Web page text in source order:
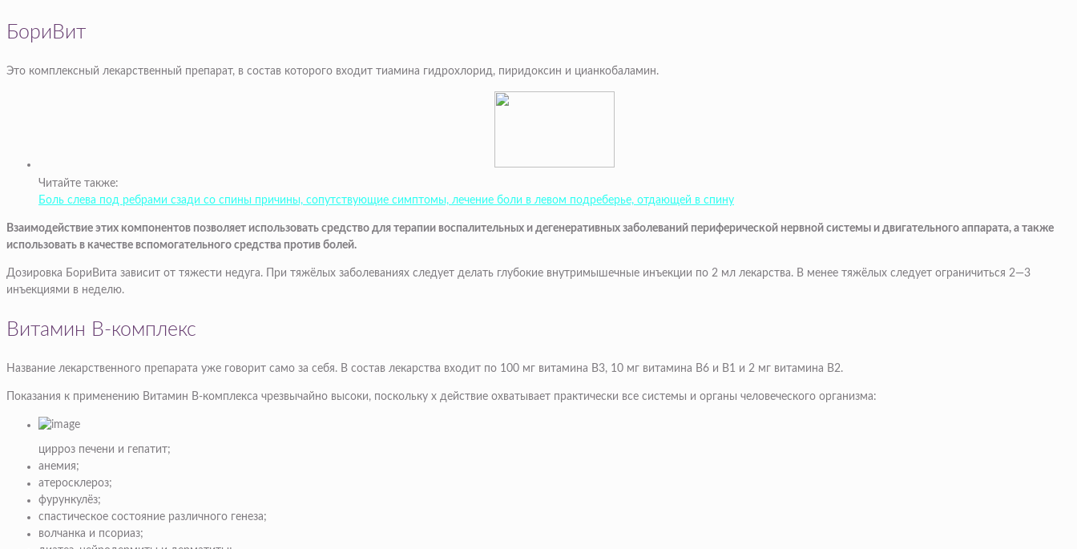
БориВит
Это комплексный лекарственный препарат, в состав которого входит тиамина гидрохлорид, пиридоксин и цианкобаламин.
Читайте также:
Боль слева под ребрами сзади со спины причины, сопутствующие симптомы, лечение боли в левом подреберье, отдающей в спину
Взаимодействие этих компонентов позволяет использовать средство для терапии воспалительных и дегенеративных заболеваний периферической нервной системы и двигательного аппарата, а также
использовать в качестве вспомогательного средства против болей.
Дозировка БориВита зависит от тяжести недуга. При тяжёлых заболеваниях следует делать глубокие внутримышечные инъекции по 2 мл лекарства. В менее тяжёлых следует ограничиться 2—3
инъекциями в неделю.
Витамин В-комплекс
Название лекарственного препарата уже говорит само за себя. В состав лекарства входит по 100 мг витамина В3, 10 мг витамина В6 и В1 и 2 мг витамина В2.
Показания к применению Витамин В-комплекса чрезвычайно высоки, поскольку х действие охватывает практически все системы и органы человеческого организма:
цирроз печени и гепатит;
анемия;
атеросклероз;
фурункулёз;
спастическое состояние различного генеза;
волчанка и псориаз;